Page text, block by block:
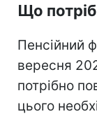
Що
Пенсійний
вересня
потрібно
цього